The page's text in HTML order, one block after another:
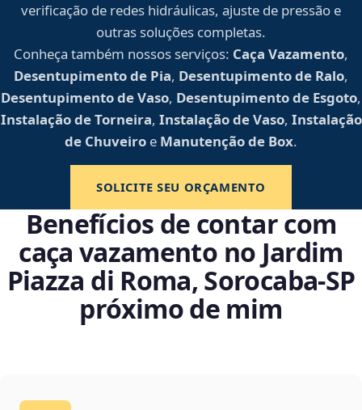
verificação de redes hidráulicas, ajuste de pressão e
outras soluções completas.
Conheça também nossos serviços: Caça Vazamento,
Desentupimento de Pia, Desentupimento de Ralo,
Desentupimento de Vaso, Desentupimento de Esgoto,
Instalação de Torneira, Instalação de Vaso, Instalação
de Chuveiro e Manutenção de Box.
SOLICITE SEU ORÇAMENTO
Benefícios de contar com
caça vazamento no Jardim
Piazza di Roma, Sorocaba‑SP
próximo de mim